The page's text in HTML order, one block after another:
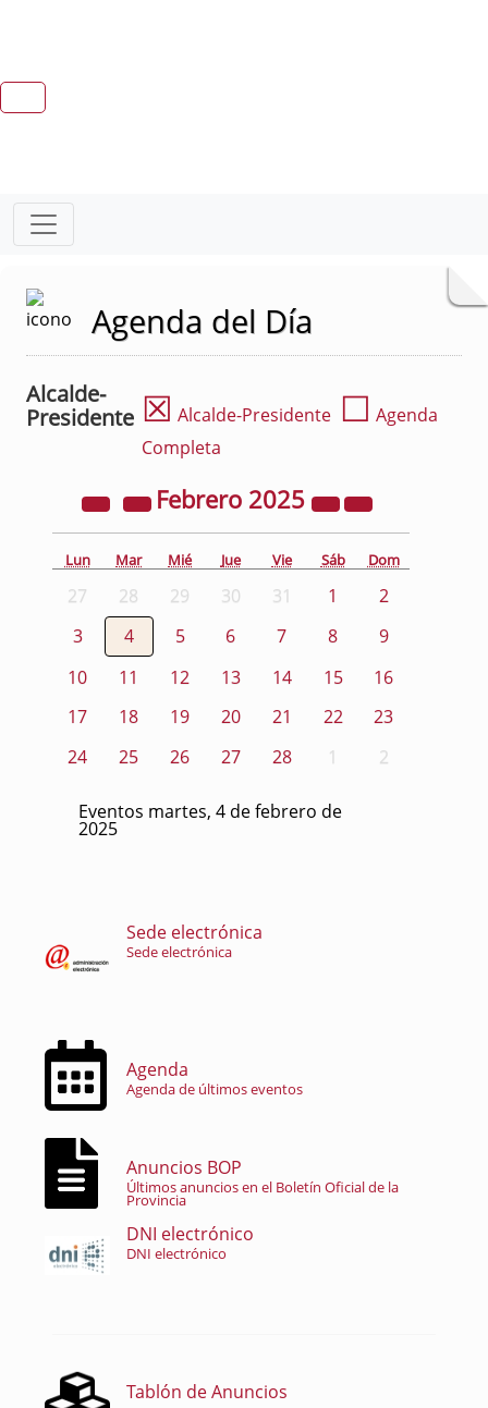
Agenda del Día
Alcalde-
Presidente ☒ Alcalde-Presidente ☐ Agenda
Completa
Febrero 2025
Lun Mar Mié Jue Vie Sáb Dom
27 28 29 30 31 1
2
3
4 5 6 7 8
9
10
11 12 13 14 15
16
17
18 19 20 21 22
23
24
25 26 27 28 1 2
Eventos martes, 4 de febrero de
2025
Sede electrónica
Sede electrónica
Agenda
Agenda de últimos eventos
Anuncios BOP
Últimos anuncios en el Boletín Oficial de la
Provincia
DNI electrónico
DNI electrónico
Tablón de Anuncios